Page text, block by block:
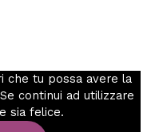
che tu possa avere la
continui ad utilizzare
sia felice.